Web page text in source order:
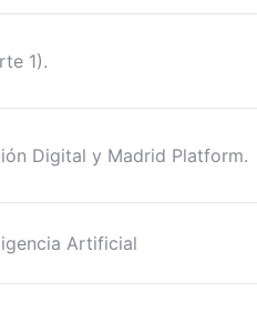
1).
Digital y Madrid Platform.
Artificial